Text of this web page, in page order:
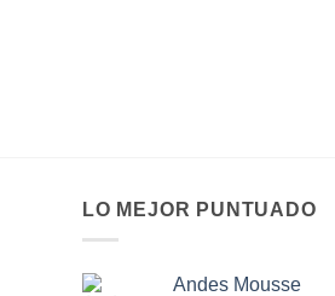
LO MEJOR PUNTUADO
Andes Mousse